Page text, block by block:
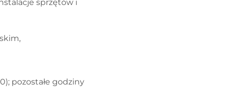
sprzętów i
pozostałe godziny